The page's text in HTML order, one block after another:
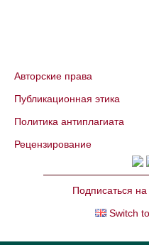
Авторские права
Публикационная этика
Политика антиплагиата
Рецензирование
Подписаться
Switch